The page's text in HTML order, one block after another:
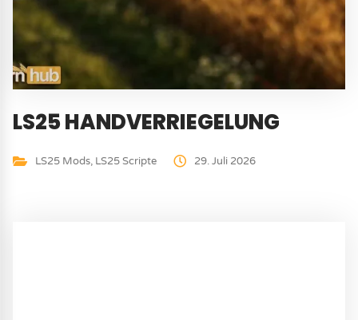
LS25 HANDVERRIEGELUNG
LS25 Mods, LS25 Scripte 29. Juli 2026